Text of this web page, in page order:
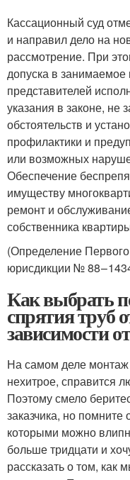
Кассационный суд
и направил дело на
рассмотрение. При
допуска в
представителей
указания в законе, не
обстоятельств и
профилактики и
или возможных
Обеспечение
имуществу
ремонт и
собственника
(Определение
юрисдикции № 88 –
Как выбрать
спрятия труб
зависимости
На самом деле монтаж
нехитрое, справится
Поэтому смело
заказчика, но
которыми можно
больше тридцати и
рассказать о том, как